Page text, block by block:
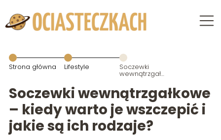
Strona główna Lifestyle Soczewki
wewnątrzgałkowe
– kiedy warto
je wszczepić i
jakie są ich
rodzaje?
Soczewki wewnątrzgałkowe
– kiedy warto je wszczepić i
jakie są ich rodzaje?